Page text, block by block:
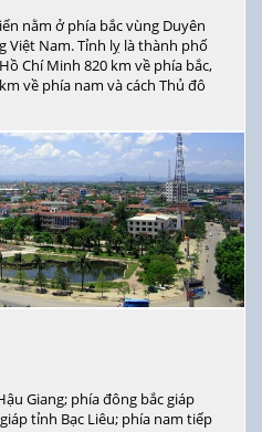
nằm ở phía bắc vùng Duyên
Việt Nam. Tỉnh lỵ là thành phố
Chí Minh 820 km về phía bắc,
về phía nam và cách Thủ đô
Giang; phía đông bắc giáp
tỉnh Bạc Liêu; phía nam tiếp